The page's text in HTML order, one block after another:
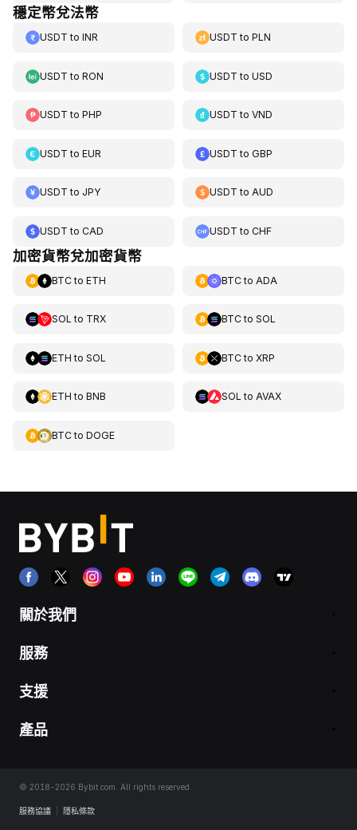
穩定幣兌法幣
USDT to INR USDT toPLN
USDT to RON USDT toUSD
USDT to PHP USDT toVND
USDT to EUR USDT toGBP
USDT to JPY USDT toAUD
USDT to CAD USDT toCHF
加密貨幣兌加密貨幣
BTCto ETH BTCto ADA
SOL to TRX BTCto SOL
ETH to SOL BTCto XRP
ETH to BNB SOL to AVAX
BTCto DOGE
關於我們
服務
支援
產品
© 2018-2026 Bybit.com. All rights reserved.
服務協議 隱私條款